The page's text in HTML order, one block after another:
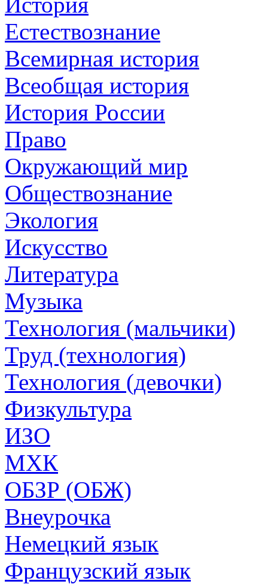
Естествознание
Всемирная история
Всеобщая история
История России
Право
Окружающий мир
Обществознание
Экология
Искусство
Литература
Музыка
Технология (мальчики)
Труд (технология)
Технология (девочки)
Физкультура
ИЗО
МХК
ОБЗР (ОБЖ)
Внеурочка
Немецкий язык
Французский язык